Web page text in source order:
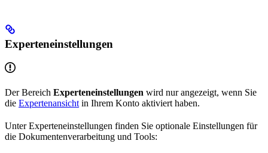
Experteneinstellungen
Der Bereich Experteneinstellungen wird nur angezeigt, wenn Sie
die Expertenansicht in Ihrem Konto aktiviert haben.
Unter Experteneinstellungen finden Sie optionale Einstellungen für
die Dokumentenverarbeitung und Tools: